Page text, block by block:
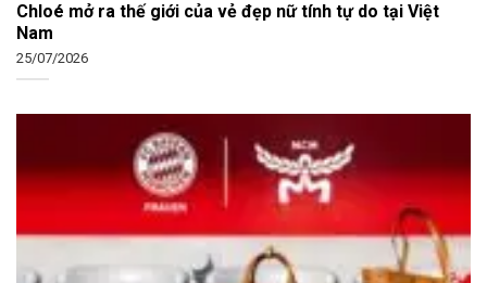
Chloé mở ra thế giới của vẻ đẹp nữ tính tự do tại Việt
Nam
25/07/2026